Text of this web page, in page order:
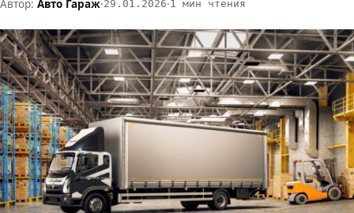
Автор: Авто Гараж·29.01.2026·1 мин чтения